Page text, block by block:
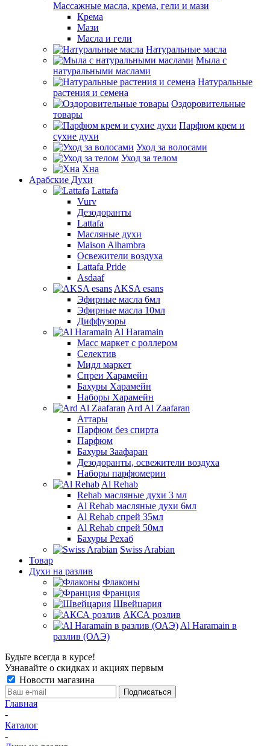
Массажные масла, крема, гели и мази
Крема
Мази
Масла и гели
Натуральные масла
Мыла с
натуральными маслами
Натуральные
растения и семена
Оздоровительные
товары
Парфюм крем и
сухие духи
Уход за волосами
Уход за телом
Хна
Арабские Духи
Lattafa
Vurv
Дезодоранты
Lattafa
Масляные духи
Maison Alhambra
Освежители воздуха
Lattafa Pride
Asdaaf
AKSA esans
Эфирные масла 6мл
Эфирные масла 10мл
Диффузоры
Al Haramain
Масс маркет с роллером
Селектив
Мидл маркет
Спреи Харамейн
Бахуры Харамейн
Наборы Харамейн
Ard Al Zaafaran
Аттары
Парфюм без спирта
Парфюм
Бахуры Заафаран
Дезодоранты, освежители воздуха
Наборы парфюмерии
Al Rehab
Rehab масляные духи 3 мл
Al Rehab масляные духи 6мл
Al Rehab спрей 35мл
Al Rehab спрей 50мл
Бахуры Рехаб
Swiss Arabian
Товар
Духи на разлив
Флаконы
Франция
Швейцария
АКСА розлив
Al Haramain в
разлив (ОАЭ)
Будьте всегда в курсе!
Узнавайте о скидках и акциях первым
Новости магазина
Главная
-
Каталог
-